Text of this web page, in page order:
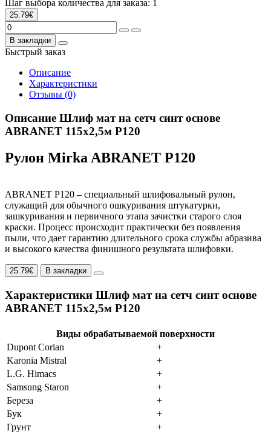
Шаг выбора количества для заказа: 1
25.79€
В закладки
Быстрый заказ
Описание
Характеристики
Отзывы (0)
Описание Шлиф мат на сетч синт основе
ABRANET 115х2,5м Р120
Рулон Mirka ABRANET P120
ABRANET P120 – специальный шлифовальный рулон,
служащий для обычного ошкуривания штукатурки,
зашкуривания и первичного этапа зачистки старого слоя
краски. Процесс происходит практически без появления
пыли, что дает гарантию длительного срока службы абразива
и высокого качества финишного результата шлифовки.
25.79€ В закладки
Характеристики Шлиф мат на сетч синт основе
ABRANET 115х2,5м Р120
Виды обрабатываемой поверхности
Dupont Corian
+
Karonia Mistral
+
L.G. Himacs
+
Samsung Staron
+
Береза
+
Бук
+
Грунт
+